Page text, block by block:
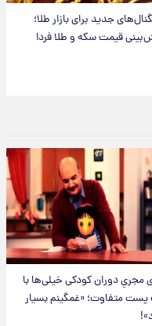
جدید برای بازار طلا؛
قیمت سکه و طلا فردا
مجریِ دوران کودکی خیلی‌ها با
متفاوت؛ «غمگینم بسیار